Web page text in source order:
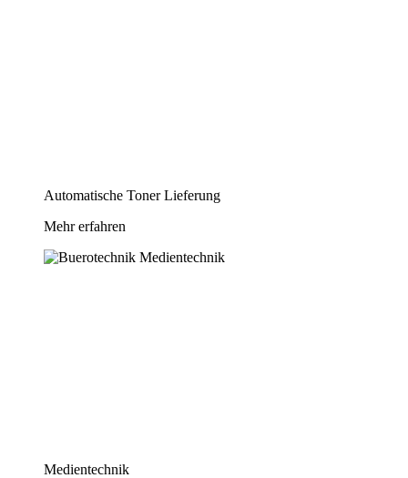
Automatische Toner Lieferung
Mehr erfahren
Medientechnik